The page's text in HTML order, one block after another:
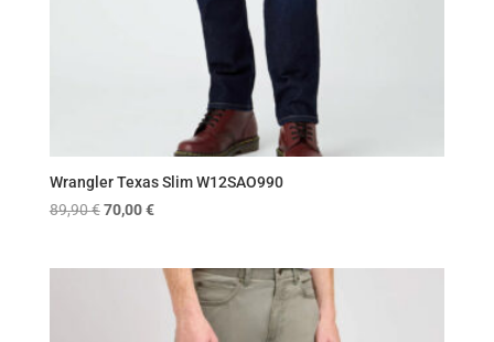
Wrangler Texas Slim W12SAO990
89,90€ Original
70,00€Η
είναι:
70,00 €.